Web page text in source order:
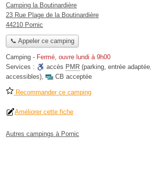
Camping la Boutinardière
23 Rue Plage de la Boutinardière
44210 Pornic
📞 Appeler ce camping
Camping - Fermé, ouvre lundi à 9h00
Services :
accès PMR (parking, entrée
accessibles), CB acceptée
Recommander ce camping
Améliorer cette fiche
Autres campings à Pornic